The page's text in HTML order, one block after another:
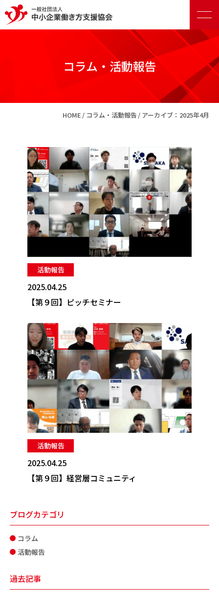
コラム・活動報告
HOME コラム・活動報告 アーカイブ：2025年4月
活動報告
2025.04.25
【第９回】ピッチセミナー
活動報告
2025.04.25
【第９回】経営層コミュニティ
ブログカテゴリ
コラム
活動報告
過去記事